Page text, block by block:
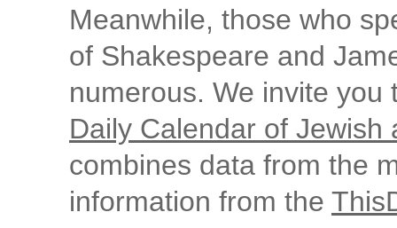
Meanwhile, those who
of Shakespeare and
numerous. We invite
Daily Calendar of Jewish
combines data from the
information from the